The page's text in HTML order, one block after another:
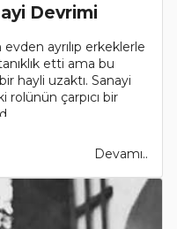
Devrimi
ayrılıp erkeklerle
etti ama bu
hayli uzaktı. Sanayi
rolünün çarpıcı bir
Devamı..